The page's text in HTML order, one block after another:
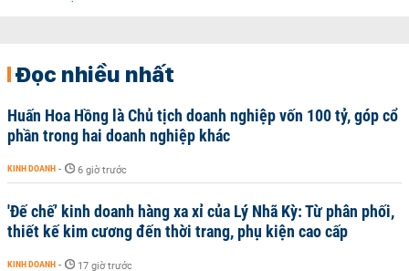
Đọc nhiều nhất
Huấn Hoa Hồng là Chủ tịch doanh nghiệp vốn 100 tỷ, góp cổ
phần trong hai doanh nghiệp khác
KINH DOANH - 6 giờ trước
'Đế chế’ kinh doanh hàng xa xỉ của Lý Nhã Kỳ: Từ phân phối,
thiết kế kim cương đến thời trang, phụ kiện cao cấp
KINH DOANH - 17 giờ trước